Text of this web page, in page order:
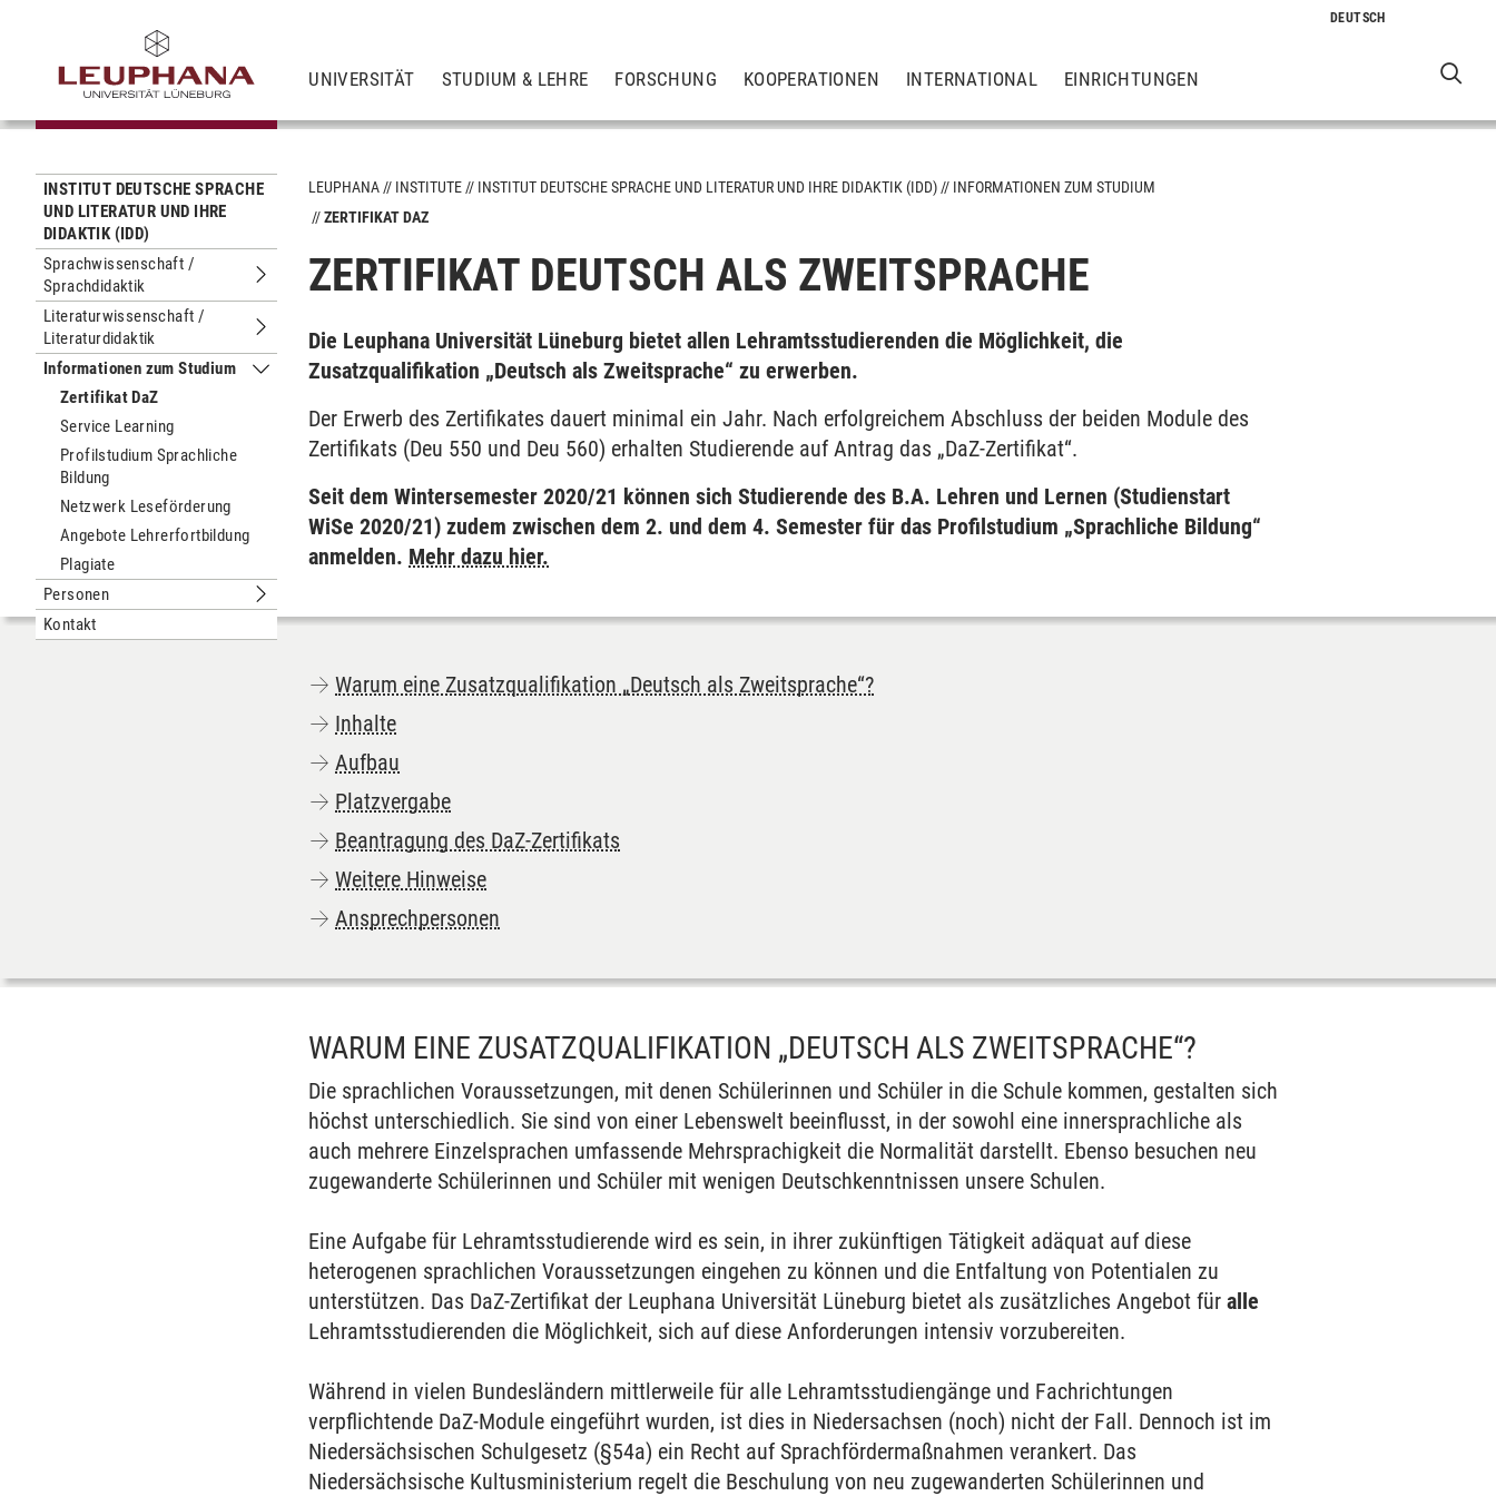
UNIVERSITÄT STUDIUM & LEHRE FORSCHUNG KOOPERATIONEN INTERNATIONAL EINRICHTUNGEN
INSTITUT DEUTSCHE SPRACHE
UND LITERATUR UND IHRE
DIDAKTIK (IDD)
Sprachwissenschaft /
Sprachdidaktik
Untermenu Sprachwissenschaft / Sprachdidaktik
Literaturwissenschaft /
Literaturdidaktik
Untermenu Literaturwissenschaft / Literaturdidaktik
Informationen zum Studium
Untermenu Informationen zum Studium
Zertifikat DaZ
Service Learning
Profilstudium Sprachliche
Bildung
Netzwerk Leseförderung
Angebote Lehrerfortbildung
Plagiate
Personen
Untermenu Personen
Kontakt
LEUPHANA INSTITUTE INSTITUT DEUTSCHE SPRACHE UND LITERATUR UND IHRE DIDAKTIK (IDD)
INFORMATIONEN ZUM STUDIUM
ZERTIFIKAT DAZ
ZERTIFIKAT DEUTSCH ALS ZWEITSPRACHE
Die Leuphana Universität Lüneburg bietet allen Lehramtsstudierenden die Möglichkeit, die
Zusatzqualifikation „Deutsch als Zweitsprache“ zu erwerben.
Der Erwerb des Zertifikates dauert minimal ein Jahr. Nach erfolgreichem Abschluss der beiden Module des
Zertifikats (Deu 550 und Deu 560) erhalten Studierende auf Antrag das „DaZ-Zertifikat“.
Seit dem Wintersemester 2020/21 können sich Studierende des B.A. Lehren und Lernen (Studienstart
WiSe 2020/21) zudem zwischen dem 2. und dem 4. Semester für das Profilstudium „Sprachliche Bildung“
anmelden. Mehr dazu hier.
Warum eine Zusatzqualifikation „Deutsch als Zweitsprache“?
Inhalte
Aufbau
Platzvergabe
Beantragung des DaZ-Zertifikats
Weitere Hinweise
Ansprechpersonen
WARUM EINE ZUSATZQUALIFIKATION „DEUTSCH ALS ZWEITSPRACHE“?
Die sprachlichen Voraussetzungen, mit denen Schülerinnen und Schüler in die Schule kommen, gestalten sich
höchst unterschiedlich. Sie sind von einer Lebenswelt beeinflusst, in der sowohl eine innersprachliche als
auch mehrere Einzelsprachen umfassende Mehrsprachigkeit die Normalität darstellt. Ebenso besuchen neu
zugewanderte Schülerinnen und Schüler mit wenigen Deutschkenntnissen unsere Schulen.
Eine Aufgabe für Lehramtsstudierende wird es sein, in ihrer zukünftigen Tätigkeit adäquat auf diese
heterogenen sprachlichen Voraussetzungen eingehen zu können und die Entfaltung von Potentialen zu
unterstützen. Das DaZ-Zertifikat der Leuphana Universität Lüneburg bietet als zusätzliches Angebot füralle
Lehramtsstudierenden die Möglichkeit, sich auf diese Anforderungen intensiv vorzubereiten.
Während in vielen Bundesländern mittlerweile für alle Lehramtsstudiengänge und Fachrichtungen
verpflichtende DaZ-Module eingeführt wurden, ist dies in Niedersachsen (noch) nicht der Fall. Dennoch ist im
Niedersächsischen Schulgesetz (§54a) ein Recht auf Sprachfördermaßnahmen verankert. Das
Niedersächsische Kultusministerium regelt die Beschulung von neu zugewanderten Schülerinnen und